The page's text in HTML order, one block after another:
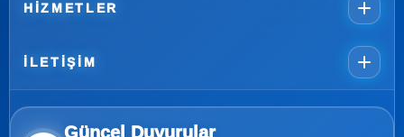
HIZMETLER
İLETIŞIM
Güncel Duyurular